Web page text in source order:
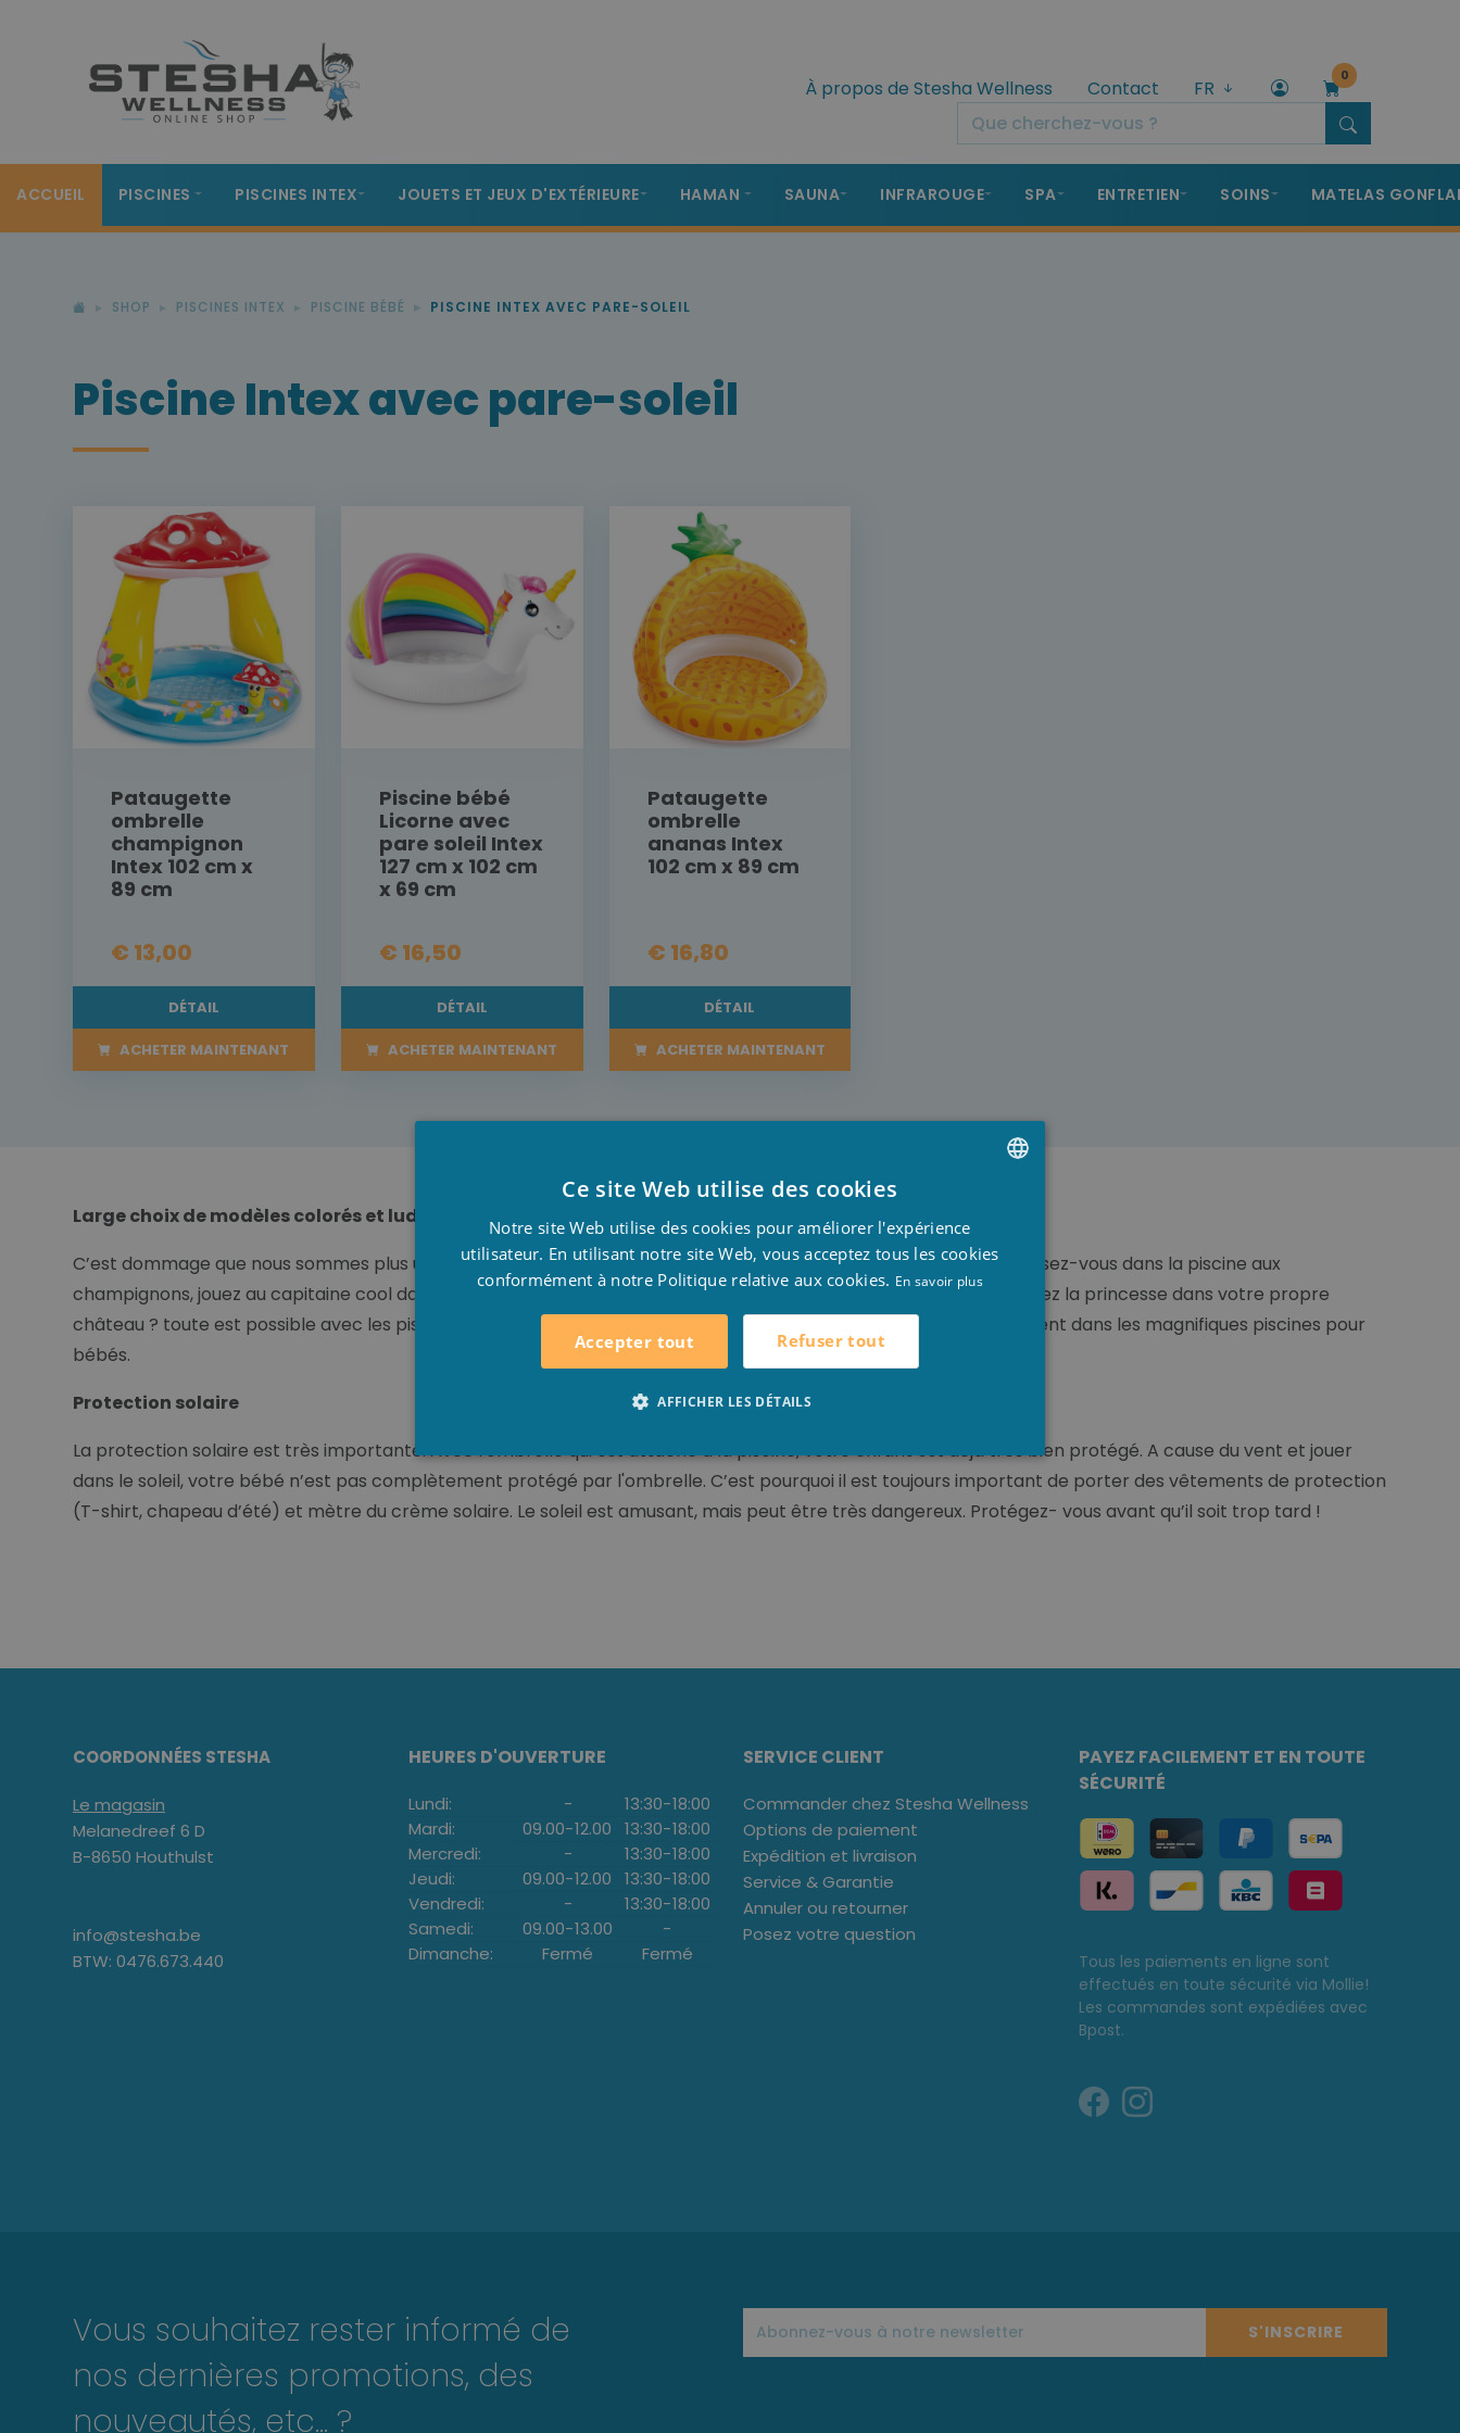
À propos de Stesha Wellness Contact FR
0
ACCUEIL PISCINES PISCINES INTEX JOUETS ET JEUX D'EXTÉRIEURE HAMAN SAUNA INFRAROUGE SPA ENTRETIEN SOINS MATELAS
SHOP PISCINES INTEX PISCINE BÉBÉ PISCINE INTEX AVEC PARE-SOLEIL
Piscine Intex avec pare-soleil
Pataugette
ombrelle
champignon
Intex 102 cm x
89 cm
€ 13,00
DÉTAIL
ACHETER MAINTENANT
Piscine bébé
Licorne avec
pare soleil Intex
127 cm x 102 cm
x 69 cm
€ 16,50
DÉTAIL
ACHETER MAINTENANT
Pataugette
ombrelle
ananas Intex
102 cm x 89 cm
€ 16,80
DÉTAIL
ACHETER MAINTENANT
Large choix de modèles colorés et ludiques
C’est dommage que nous sommes plus un bébé. Car les bassins pour bébés sont très mignons et jolies. Rafraîchissez-vous dans la piscine aux
champignons, jouez au capitaine cool dans la piscine capitaine, amusez – vous dans la piscine des pingouins ou jouez la princesse dans votre propre
château ? toute est possible avec les piscines avec ombrelle. Les fantasmes de votre petit peuvent courir librement dans les magnifiques piscines pour
bébés.
Protection solaire
La protection solaire est très importante. Avec l'ombrelle qui est attaché à la piscine, votre enfant est déjà très bien protégé. A cause du vent et jouer
dans le soleil, votre bébé n’est pas complètement protégé par l'ombrelle. C’est pourquoi il est toujours important de porter des vêtements de protection
(T-shirt, chapeau d’été) et mètre du crème solaire. Le soleil est amusant, mais peut être très dangereux. Protégez- vous avant qu’il soit trop tard !
COORDONNÉES STESHA
Le magasin
Melanedreef 6 D
B-8650 Houthulst
info@stesha.be
BTW: 0476.673.440
HEURES D'OUVERTURE
Lundi: - 13:30-18:00
Mardi:
09.00-12.00 13:30-18:00
Mercredi:
- 13:30-18:00
Jeudi:
09.00-12.00 13:30-18:00
Vendredi:
- 13:30-18:00
Samedi:
09.00-13.00
-
Dimanche:
Fermé Fermé
SERVICE CLIENT
Commander chez Stesha Wellness
Options de paiement
Expédition et livraison
Service & Garantie
Annuler ou retourner
Posez votre question
PAYEZ FACILEMENT ET EN TOUTE
SÉCURITÉ
Tous les paiements en ligne sont
effectués en toute sécurité via Mollie!
Les commandes sont expédiées avec
Bpost.
Vous souhaitez rester informé de
nos dernières promotions, des
nouveautés, etc... ?
S'INSCRIRE
ENGLISH
Ce site Web utilise des cookies
Notre site Web utilise des cookies pour améliorer l'expérience
utilisateur. En utilisant notre site Web, vous acceptez tous les cookies
conformément à notre Politique relative aux cookies. En savoir plus
Accepter tout Refuser tout
AFFICHER LES DÉTAILS